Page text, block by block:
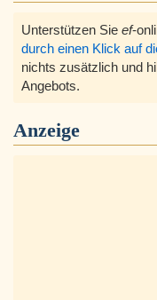
Unterstützen Sie ef-
durch einen Klick auf
nichts zusätzlich und
Angebots.
Anzeige